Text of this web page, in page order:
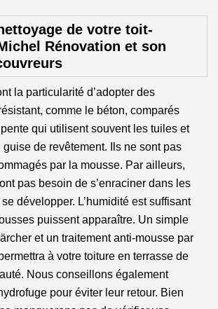
de votre toit-
Rénovation et son
la particularité d’adopter des
comme le béton, comparés
qui utilisent souvent les tuiles et
guise de revêtement. Ils ne sont pas
par la mousse. Par ailleurs,
pas besoin de s’enraciner dans les
développer. L’humidité est suffisant
puissent apparaître. Un simple
et un traitement anti-mousse par
à votre toiture en terrasse de
Nous conseillons également
pour éviter leur retour. Bien